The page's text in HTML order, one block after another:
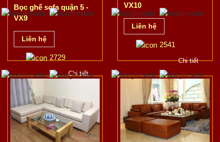
Bọc ghế sofa quận 5 -
VX9
Liên hệ
2729
Chi tiết
VX10
Liên hệ
2541
Chi tiết